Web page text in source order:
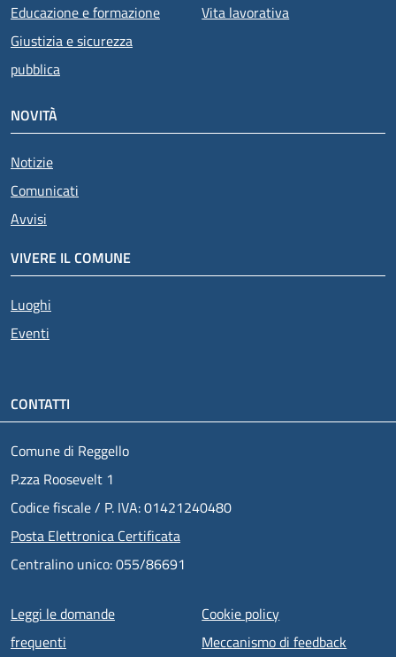
Educazione e formazione
Giustizia e sicurezza
pubblica
Vita lavorativa
NOVITÀ
Notizie
Comunicati
Avvisi
VIVERE IL COMUNE
Luoghi
Eventi
CONTATTI
Comune di Reggello
P.zza Roosevelt 1
Codice fiscale / P. IVA: 01421240480
Posta Elettronica Certificata
Centralino unico: 055/86691
Menu piè di pagina
Leggi le domande
frequenti
Cookie policy
Meccanismo di feedback